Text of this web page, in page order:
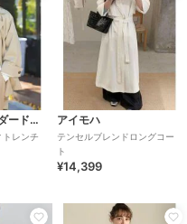
クラフトスタンダードブティック
トレンチ
アイモハ
テンセルブレンドロングコー
ト
¥14,399